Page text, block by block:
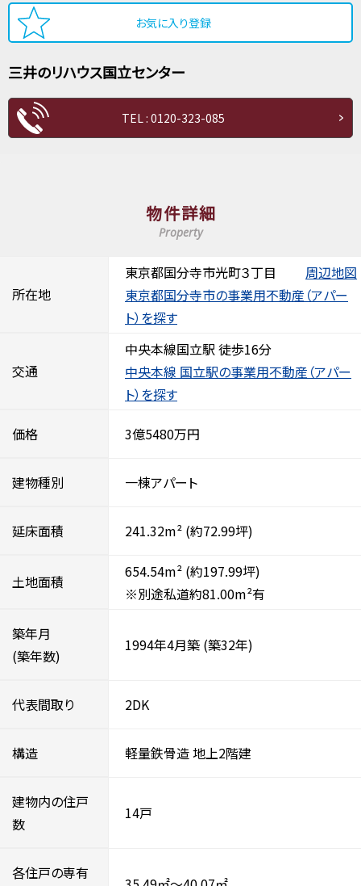
お気に入り登録
三井のリハウス国立センター
TEL : 0120-323-085
物件詳細
Property
所在地
東京都国分寺市光町３丁目
周辺地図
東京都国分寺市の事業用不動産（アパー
ト）を探す
交通
中央本線国立駅 徒歩16分
中央本線 国立駅の事業用不動産（アパー
ト）を探す
価格 3億5480万円
建物種別 一棟アパート
延床面積 241.32m² (約72.99坪)
土地面積
654.54m² (約197.99坪)
※別途私道約81.00m²有
築年月
(築年数)
1994年4月築 (築32年)
代表間取り 2DK
構造 軽量鉄骨造地上2階建
建物内の住戸
数
14戸
各住戸の専有